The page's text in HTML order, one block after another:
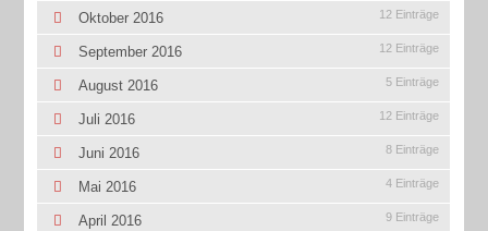
Oktober 2016 12 Einträge
September 2016 12 Einträge
August 2016 5 Einträge
Juli 2016 12 Einträge
Juni 2016 8 Einträge
Mai 2016 4 Einträge
April 2016 9 Einträge